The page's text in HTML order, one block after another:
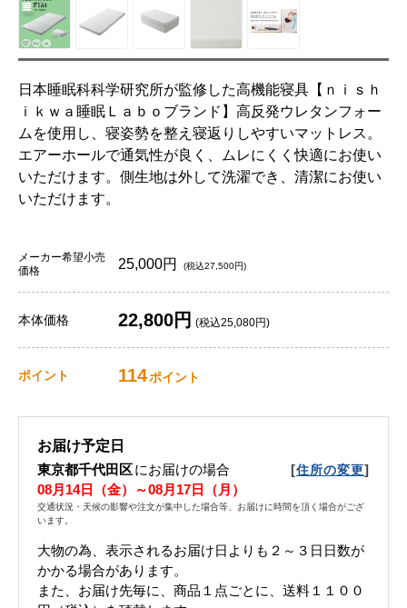
日本睡眠科科学研究所が監修した高機能寝具【ｎｉｓｈ
ｉｋｗａ睡眠Ｌａｂｏブランド】高反発ウレタンフォー
ムを使用し、寝姿勢を整え寝返りしやすいマットレス。
エアーホールで通気性が良く、ムレにくく快適にお使い
いただけます。側生地は外して洗濯でき、清潔にお使い
いただけます。
メーカー希望小売
価格
25,000円 (税込27,500円)
本体価格 22,800円 (税込25,080円)
ポイント 114ポイント
お届け予定日
東京都千代田区にお届けの場合 [住所の変更]
08月14日（金）～08月17日（月）
交通状況・天候の影響や注文が集中した場合等、お届けに時間を頂く場合がござ
います。
大物の為、表示されるお届け日よりも２～３日日数が
かかる場合があります。
また、お届け先毎に、商品１点ごとに、送料１１００